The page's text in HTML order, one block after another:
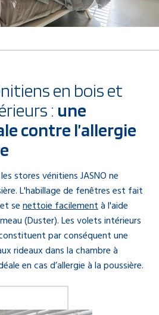
en bois et
: une
contre l’allergie
stores vénitiens JASNO ne
L'habillage de fenêtres est fait
senettoie facilementà l'aide
(Duster). Les volets intérieurs
par conséquent une
rideaux dans la chambre à
en cas d’allergie à la poussière.